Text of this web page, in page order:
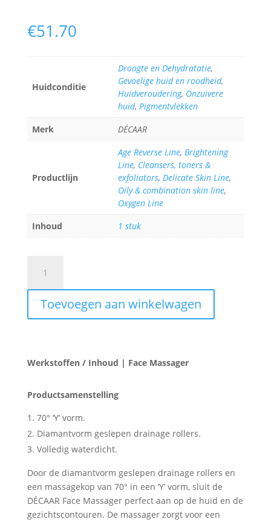
€51.70
Huidconditie
Droogte en Dehydratatie,
Gevoelige huid en roodheid,
Huidveroudering, Onzuivere
huid, Pigmentvlekken
Merk
DÉCAAR
Productlijn
Age Reverse Line, Brightening
Line, Cleansers, toners &
exfoliators, Delicate Skin Line,
Oily & combination skin line,
Oxygen Line
Inhoud
1 stuk
Massager
aantal
Toevoegen aan winkelwagen
Werkstoffen / Inhoud | Face Massager
Productsamenstelling
70° ‘Y’ vorm.
Diamantvorm geslepen drainage rollers.
Volledig waterdicht.
Door de diamantvorm geslepen drainage rollers en
een massagekop van 70° in een ‘Y’ vorm, sluit de
DÉCAAR Face Massager perfect aan op de huid en de
gezichtscontouren. De massager zorgt voor een